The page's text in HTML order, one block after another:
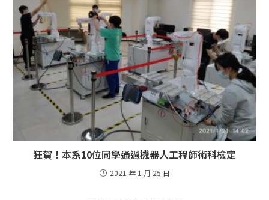
狂賀！本系10位同學通過機器人工程師術科檢定
2021 年 1 月 25 日